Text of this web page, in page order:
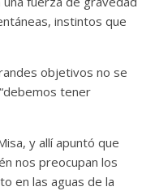
instintos que
objetivos no se
tener
y allí apuntó que
nos preocupan los
en las aguas de la